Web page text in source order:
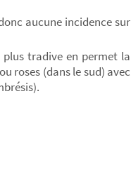
aucune incidence sur
tradive en permet la
roses (dans le sud) avec